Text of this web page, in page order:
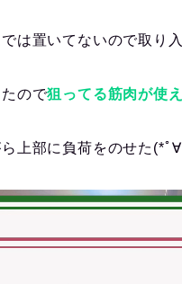
は置いてないので取り入
ので狙ってる筋肉が使
上部に負荷をのせた(*ﾟ